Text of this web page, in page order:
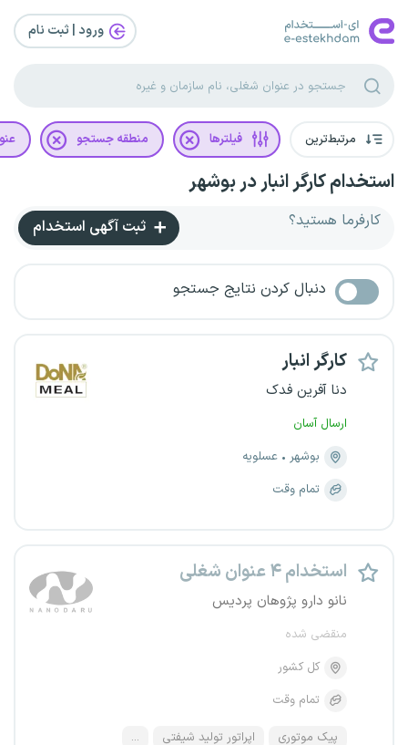
ورود | ثبت‌ نام
مرتبط‌ترین فیلترها منطقه جستجو
استخدام کارگر انبار در بوشهر
کارفرما هستید؟ ثبت آگهی استخدام
دنبال کردن نتایج جستجو
کارگر انبار
دنا آفرین فدک
ارسال آسان
بوشهر
عسلویه
تمام وقت
استخدام ۴ عنوان شغلی
نانو دارو پژوهان پردیس
منقضی شده
کل کشور
تمام وقت
پیک موتوری اپراتور تولید شیفتی ...